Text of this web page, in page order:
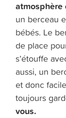
un berceau
bébés. Le
de place
s’étouffe
aussi, un
et donc
toujours
vous.